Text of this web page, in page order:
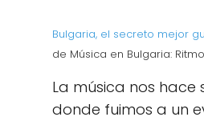
Bulgaria, el secreto mejor
de Música en Bulgaria:
La música nos hace
donde fuimos a un